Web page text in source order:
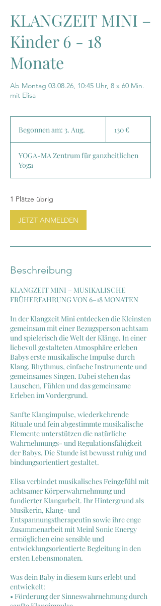
KLANGZEIT MINI –
Kinder 6 - 18
Monate
Ab Montag 03.08.26, 10:45 Uhr, 8 x 60 Min.
mit Elisa
Begonnen am: 3. Aug.
o
n
.
130 €
YOGA-MA Zentrum für ganzheitlichen
Yoga
1 Plätze übrig
JETZT ANMELDEN
Beschreibung
KLANGZEIT MINI – MUSIKALISCHE
FRÜHERFAHRUNG VON 6–18 MONATEN
In der Klangzeit Mini entdecken die Kleinsten
gemeinsam mit einer Bezugsperson achtsam
und spielerisch die Welt der Klänge. In einer
liebevoll gestalteten Atmosphäre erleben
Babys erste musikalische Impulse durch
Klang, Rhythmus, einfache Instrumente und
gemeinsames Singen. Dabei stehen das
Lauschen, Fühlen und das gemeinsame
Erleben im Vordergrund.
Sanfte Klangimpulse, wiederkehrende
Rituale und fein abgestimmte musikalische
Elemente unterstützen die natürliche
Wahrnehmungs- und Regulationsfähigkeit
der Babys. Die Stunde ist bewusst ruhig und
bindungsorientiert gestaltet.
Elisa verbindet musikalisches Feingefühl mit
achtsamer Körperwahrnehmung und
fundierter Klangarbeit. Ihr Hintergrund als
Musikerin, Klang- und
Entspannungstherapeutin sowie ihre enge
Zusammenarbeit mit Meinl Sonic Energy
ermöglichen eine sensible und
entwicklungsorientierte Begleitung in den
ersten Lebensmonaten.
Was dein Baby in diesem Kurs erlebt und
entwickelt:
• Förderung der Sinneswahrnehmung durch